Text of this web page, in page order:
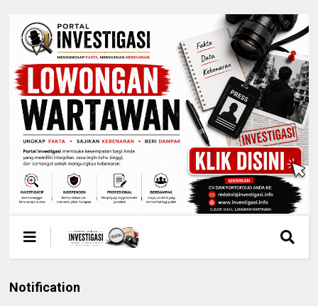
Notification